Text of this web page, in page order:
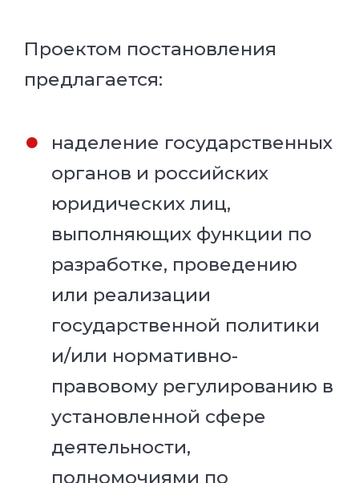
Проектом постановления
предлагается:
наделение государственных
органов и российских
юридических лиц,
выполняющих функции по
разработке, проведению
или реализации
государственной политики
и/или нормативно-
правовому регулированию в
установленной сфере
деятельности,
полномочиями по